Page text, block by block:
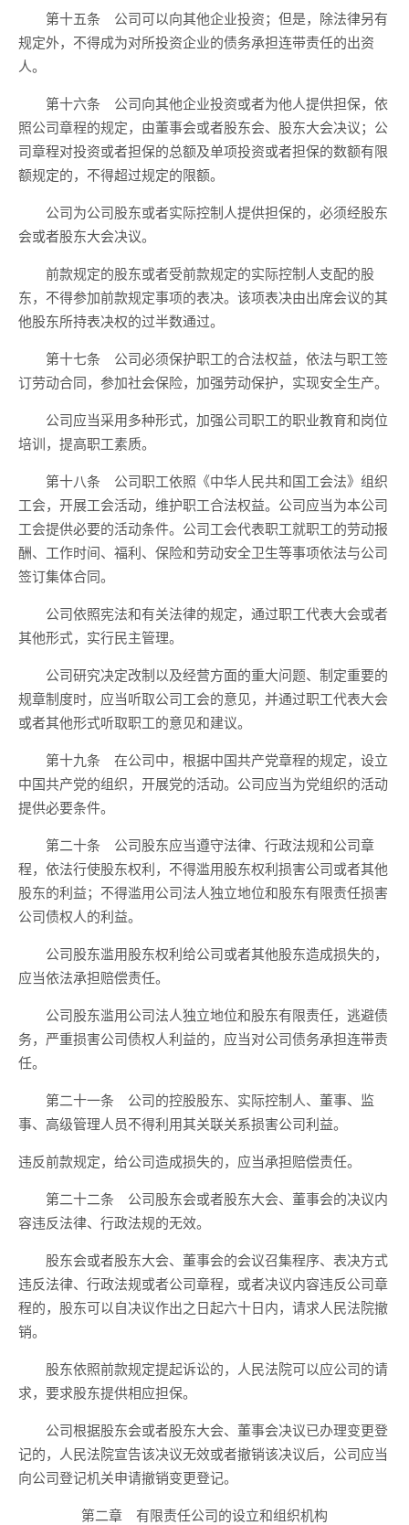
第十五条 公司可以向其他企业投资；但是，除法律另有
规定外，不得成为对所投资企业的债务承担连带责任的出资
人。
第十六条 公司向其他企业投资或者为他人提供担保，依
照公司章程的规定，由董事会或者股东会、股东大会决议；公
司章程对投资或者担保的总额及单项投资或者担保的数额有限
额规定的，不得超过规定的限额。
公司为公司股东或者实际控制人提供担保的，必须经股东
会或者股东大会决议。
前款规定的股东或者受前款规定的实际控制人支配的股
东，不得参加前款规定事项的表决。该项表决由出席会议的其
他股东所持表决权的过半数通过。
第十七条 公司必须保护职工的合法权益，依法与职工签
订劳动合同，参加社会保险，加强劳动保护，实现安全生产。
公司应当采用多种形式，加强公司职工的职业教育和岗位
培训，提高职工素质。
第十八条 公司职工依照《中华人民共和国工会法》组织
工会，开展工会活动，维护职工合法权益。公司应当为本公司
工会提供必要的活动条件。公司工会代表职工就职工的劳动报
酬、工作时间、福利、保险和劳动安全卫生等事项依法与公司
签订集体合同。
公司依照宪法和有关法律的规定，通过职工代表大会或者
其他形式，实行民主管理。
公司研究决定改制以及经营方面的重大问题、制定重要的
规章制度时，应当听取公司工会的意见，并通过职工代表大会
或者其他形式听取职工的意见和建议。
第十九条 在公司中，根据中国共产党章程的规定，设立
中国共产党的组织，开展党的活动。公司应当为党组织的活动
提供必要条件。
第二十条 公司股东应当遵守法律、行政法规和公司章
程，依法行使股东权利，不得滥用股东权利损害公司或者其他
股东的利益；不得滥用公司法人独立地位和股东有限责任损害
公司债权人的利益。
公司股东滥用股东权利给公司或者其他股东造成损失的，
应当依法承担赔偿责任。
公司股东滥用公司法人独立地位和股东有限责任，逃避债
务，严重损害公司债权人利益的，应当对公司债务承担连带责
任。
第二十一条 公司的控股股东、实际控制人、董事、监
事、高级管理人员不得利用其关联关系损害公司利益。
违反前款规定，给公司造成损失的，应当承担赔偿责任。
第二十二条 公司股东会或者股东大会、董事会的决议内
容违反法律、行政法规的无效。
股东会或者股东大会、董事会的会议召集程序、表决方式
违反法律、行政法规或者公司章程，或者决议内容违反公司章
程的，股东可以自决议作出之日起六十日内，请求人民法院撤
销。
股东依照前款规定提起诉讼的，人民法院可以应公司的请
求，要求股东提供相应担保。
公司根据股东会或者股东大会、董事会决议已办理变更登
记的，人民法院宣告该决议无效或者撤销该决议后，公司应当
向公司登记机关申请撤销变更登记。
第二章 有限责任公司的设立和组织机构